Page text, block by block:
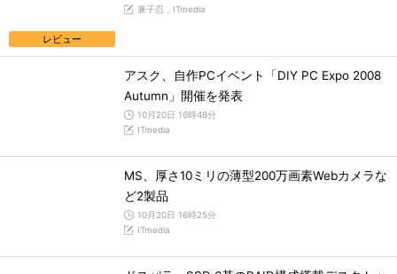
レビュー
兼子忍，ITmedia
アスク、自作PCイベント「DIY PC Expo 2008
Autumn」開催を発表
10月20日 16時48分
ITmedia
MS、厚さ10ミリの薄型200万画素Webカメラな
ど2製品
10月20日 16時25分
ITmedia